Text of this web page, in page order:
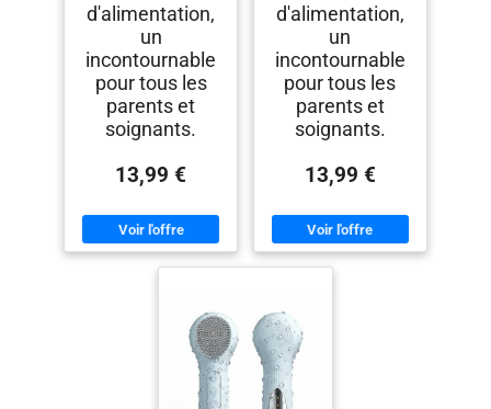
d'alimentation,
un
incontournable
pour tous les
parents et
soignants.
13,99 €
d'alimentation,
un
incontournable
pour tous les
parents et
soignants.
13,99 €